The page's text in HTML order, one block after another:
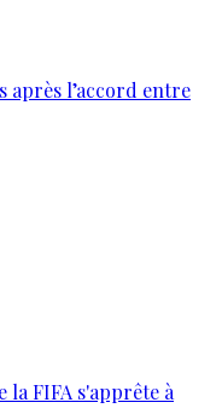
après l’accord entre
la FIFA s'apprête à